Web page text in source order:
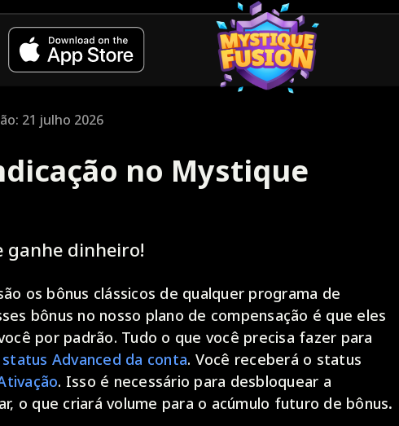
21 julho 2026
no Mystique
ganhe dinheiro!
os bônus clássicos de qualquer programa de
bônus no nosso plano de compensação é que eles
por padrão. Tudo o que você precisa fazer para
Advanced da conta. Você receberá o status
. Isso é necessário para desbloquear a
o que criará volume para o acúmulo futuro de bônus.